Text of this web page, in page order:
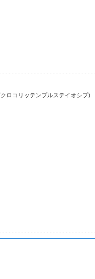
ロコリッテンプルステイオシプ)